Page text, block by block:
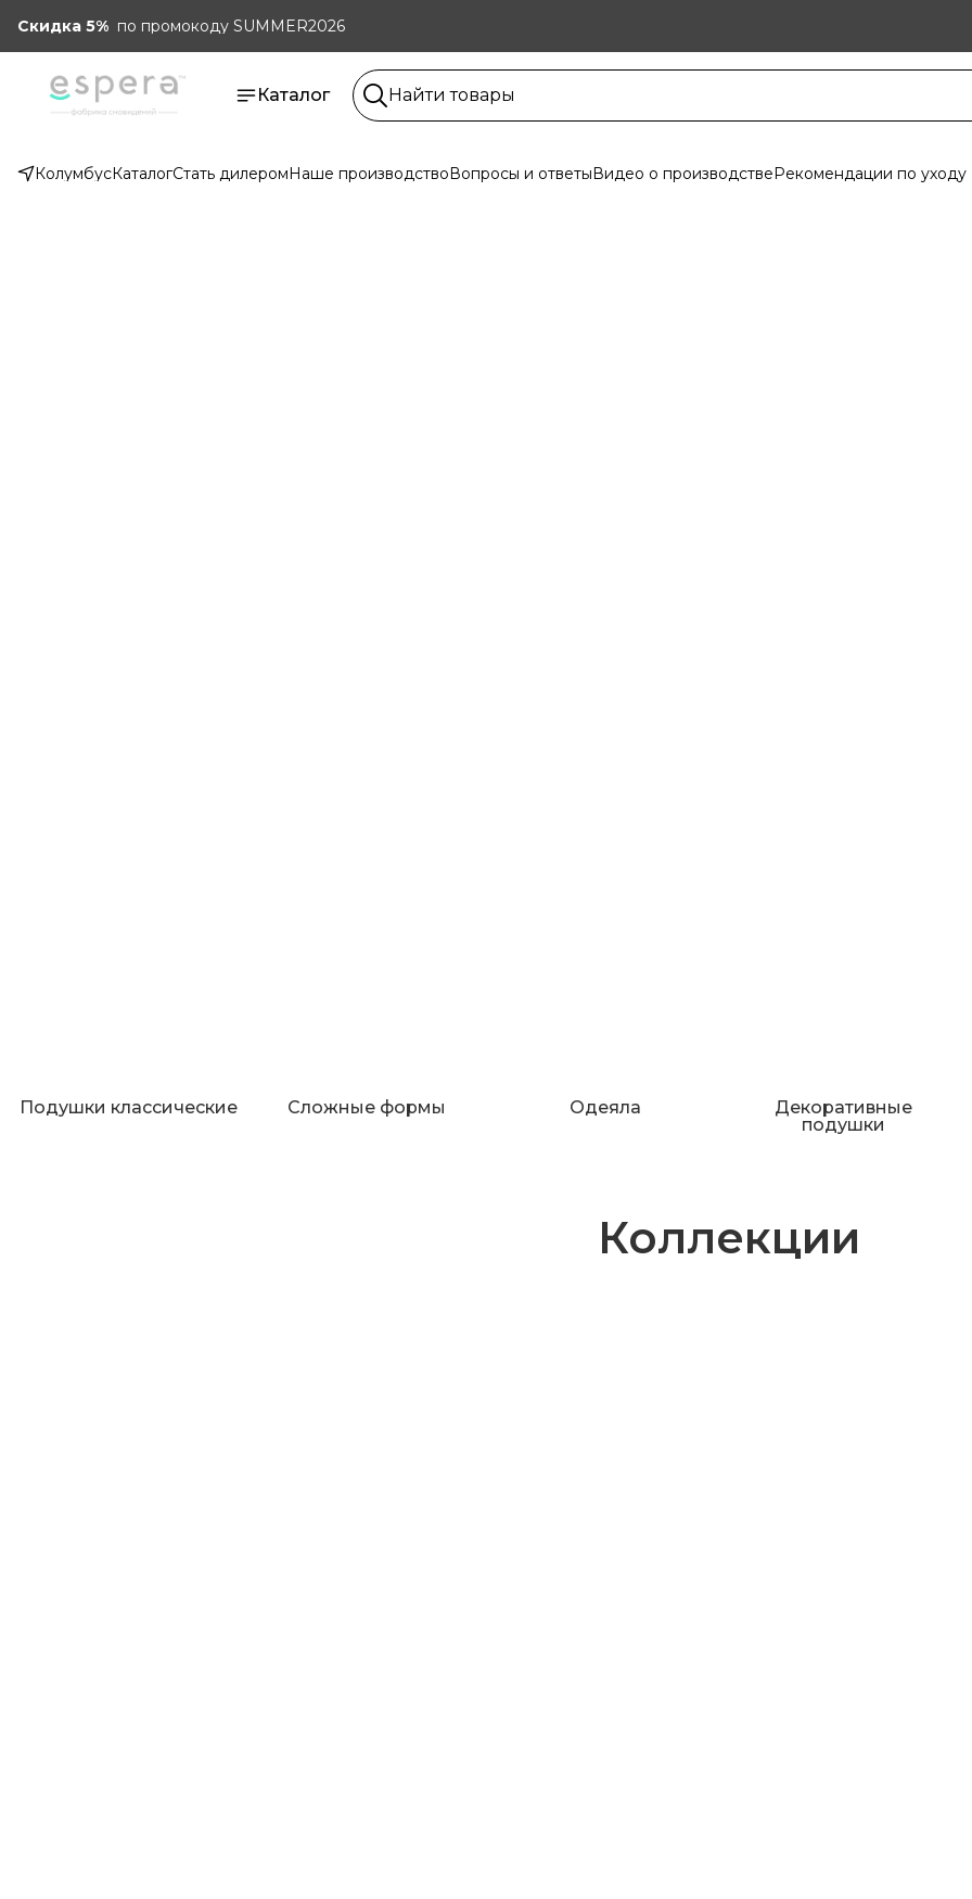
Скидка 5% по промокоду SUMMER2026
Каталог
КолумбусКаталогСтать дилеромНаше производствоВопросы и ответыВидео о производствеРекомендации по уходу
Подушки классические Сложные формы Одеяла
Декоративные
подушки
Коллекции